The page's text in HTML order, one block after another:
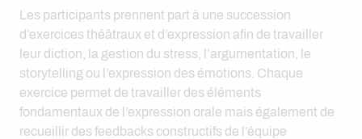
Les participants prennent part à une succession
d’exercices théâtraux et d’expression afin de travailler
leur diction, la gestion du stress, l’argumentation, le
storytelling ou l’expression des émotions. Chaque
exercice permet de travailler des éléments
fondamentaux de l’expression orale mais également de
recueillir des feedbacks constructifs de l’équipe